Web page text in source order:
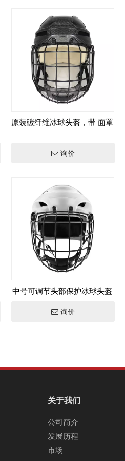
原装碳纤维冰球头盔，带 面罩
询价
中号可调节头部保护冰球头盔
询价
关于我们
公司简介
发展历程
市场